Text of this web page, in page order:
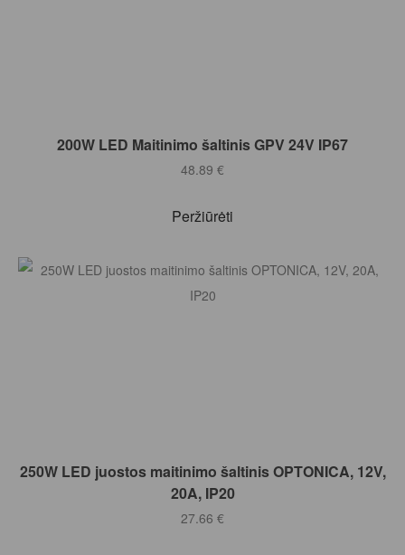
Į KREPŠELĮ
200W LED Maitinimo šaltinis GPV 24V IP67
48.89 €
Peržiūrėti
Į KREPŠELĮ
250W LED juostos maitinimo šaltinis OPTONICA, 12V,
20A, IP20
27.66 €